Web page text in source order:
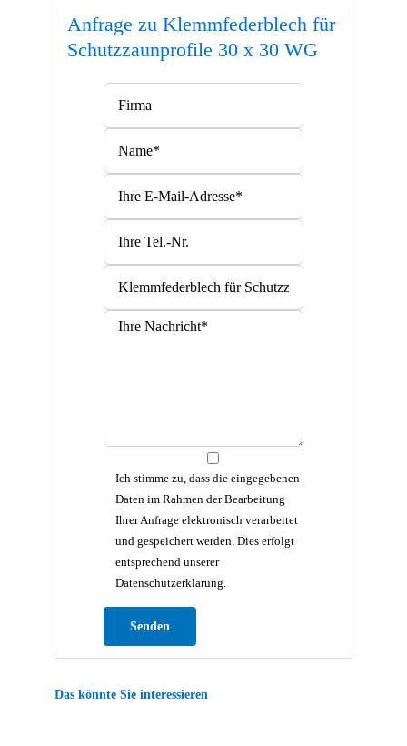
Anfrage zu Klemmfederblech für
Schutzzaunprofile 30 x 30 WG
Ich stimme zu, dass die eingegebenen
Daten im Rahmen der Bearbeitung
Ihrer Anfrage elektronisch verarbeitet
und gespeichert werden. Dies erfolgt
entsprechend unserer
Datenschutzerklärung.
Das könnte Sie interessieren